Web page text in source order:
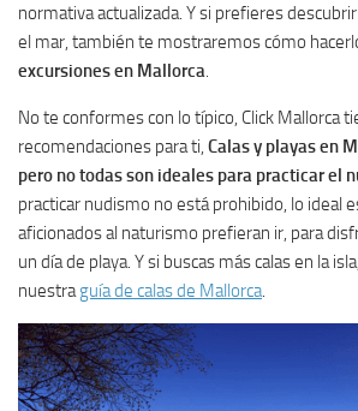
normativa actualizada. Y si prefieres
el mar, también te mostraremos cómo
excursiones en Mallorca
No te conformes con lo típico, Click Mallorca
recomendaciones para ti, Calas y playas en
pero no todas son ideales para practicar el
practicar nudismo no está prohibido, lo ideal
aficionados al naturismo prefieran ir, para
un día de playa. Y si buscas más calas en la
nuestra guía de calas de Mallorca